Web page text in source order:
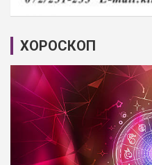
ХОРОСКОП